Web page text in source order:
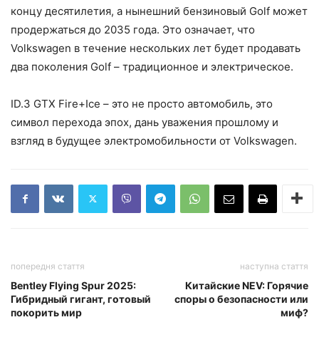
концу десятилетия, а нынешний бензиновый Golf может
продержаться до 2035 года. Это означает, что
Volkswagen в течение нескольких лет будет продавать
два поколения Golf – традиционное и электрическое.
ID.3 GTX Fire+Ice – это не просто автомобиль, это
символ перехода эпох, дань уважения прошлому и
взгляд в будущее электромобильности от Volkswagen.
попередня стаття
Bentley Flying Spur 2025:
Гибридный гигант, готовый
покорить мир
наступна стаття
Китайские NEV: Горячие
споры о безопасности или
миф?